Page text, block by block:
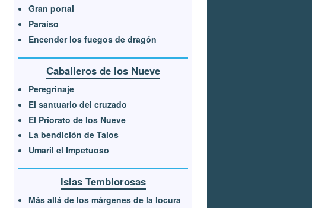
Gran portal
Paraíso
Encender los fuegos de dragón
Caballeros de los Nueve
Peregrinaje
El santuario del cruzado
El Priorato de los Nueve
La bendición de Talos
Umaril el Impetuoso
Islas Temblorosas
Más allá de los márgenes de la locura